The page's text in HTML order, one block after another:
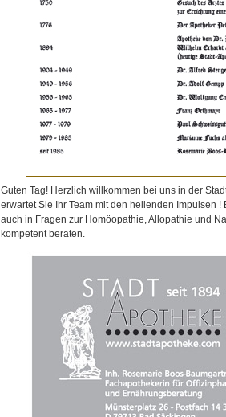
Guten Tag! Herzlich willkommen bei uns in der
erwartet Sie Ihr Team mit den heilenden Impulsen !
auch in Fragen zur Homöopathie, Allopathie und
kompetent beraten.